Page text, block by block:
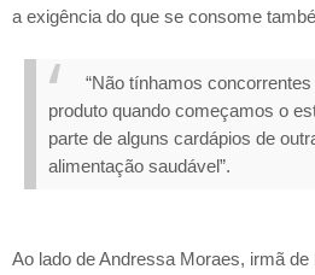
a exigência do que se consome
“Não tínhamos
produto quando começamos o
parte de alguns cardápios de
alimentação saudável”.
Ao lado de Andressa Moraes, irmã